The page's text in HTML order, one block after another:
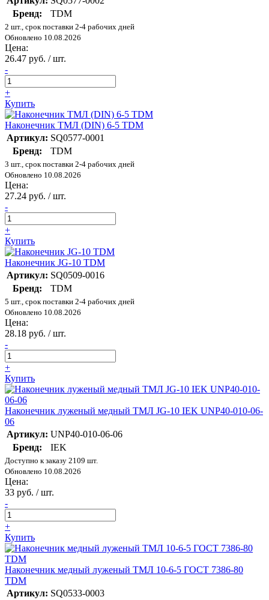
Бренд:
TDM
2 шт., срок поставки 2-4 рабочих дней
Обновлено 10.08.2026
Цена:
26.47 руб. / шт.
-
+
Купить
Наконечник ТМЛ (DIN) 6-5 TDM
Артикул: SQ0577-0001
Бренд:
TDM
3 шт., срок поставки 2-4 рабочих дней
Обновлено 10.08.2026
Цена:
27.24 руб. / шт.
-
+
Купить
Наконечник JG-10 TDM
Артикул: SQ0509-0016
Бренд:
TDM
5 шт., срок поставки 2-4 рабочих дней
Обновлено 10.08.2026
Цена:
28.18 руб. / шт.
-
+
Купить
Наконечник луженый медный ТМЛ JG-10 IEK UNP40-010-06-
06
Артикул: UNP40-010-06-06
Бренд:
IEK
Доступно к заказу 2109 шт.
Обновлено 10.08.2026
Цена:
33 руб. / шт.
-
+
Купить
Наконечник медный луженый ТМЛ 10-6-5 ГОСТ 7386-80
TDM
Артикул: SQ0533-0003